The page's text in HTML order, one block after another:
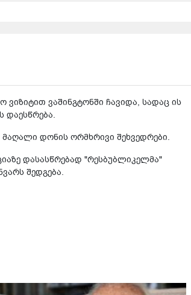
ვაშინგტონში ჩავიდა, სადაც ის
დაესწრება.
მაღალი დონის ორმხრივი შეხვედრები.
დასასწრებად "რესბუბლიკელმა"
შედგება.